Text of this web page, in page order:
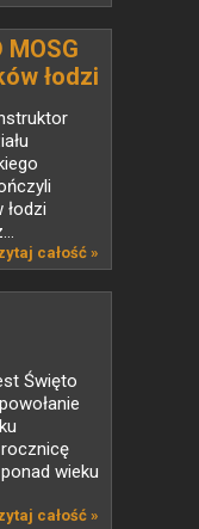
łodzi
całość »
Święto
wieku
całość »